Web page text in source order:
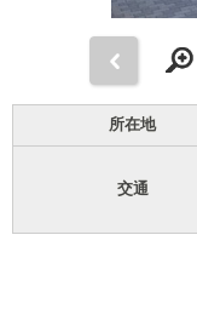
所在地
交通